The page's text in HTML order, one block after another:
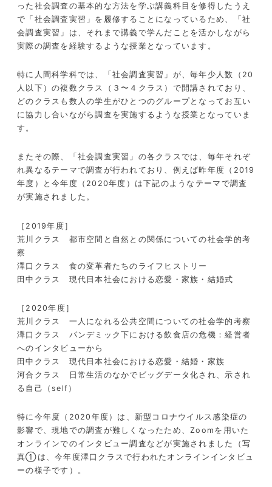
った社会調査の基本的な方法を学ぶ講義科目を修得したうえ
で「社会調査実習」を履修することになっているため、「社
会調査実習」は、それまで講義で学んだことを活かしながら
実際の調査を経験するような授業となっています。
特に人間科学科では、「社会調査実習」が、毎年少人数（20
人以下）の複数クラス（３〜４クラス）で開講されており、
どのクラスも数人の学生がひとつのグループとなってお互い
に協力し合いながら調査を実施するような授業となっていま
す。
またその際、「社会調査実習」の各クラスでは、毎年それぞ
れ異なるテーマで調査が行われており、例えば昨年度（2019
年度）と今年度（2020年度）は下記のようなテーマで調査
が実施されました。
［2019年度］
荒川クラス 都市空間と自然との関係についての社会学的考
察
澤口クラス 食の変革者たちのライフヒストリー
田中クラス 現代日本社会における恋愛・家族・結婚式
［2020年度］
荒川クラス 一人になれる公共空間についての社会学的考察
澤口クラス パンデミック下における飲食店の危機：経営者
へのインタビューから
田中クラス 現代日本社会における恋愛・結婚・家族
河合クラス 日常生活のなかでビッグデータ化され、示され
る自己（self）
特に今年度 （2020年度） は、新型コロナウイルス感染症の
影響で、現地での調査が難しくなったため、Zoomを用いた
オンラインでのインタビュー調査などが実施されました（写
真①は、今年度澤口クラスで行われたオンラインインタビュ
ーの様子です）。